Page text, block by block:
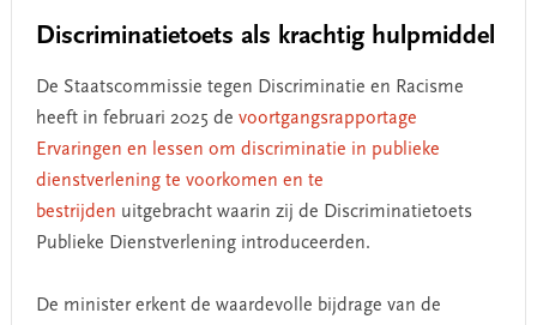
Discriminatietoets als krachtig hulpmiddel
De Staatscommissie tegen Discriminatie en Racisme
heeft in februari 2025 de voortgangsrapportage
Ervaringen en lessen om discriminatie in publieke
dienstverlening te voorkomen en te
bestrijden uitgebracht waarin zij de Discriminatietoets
Publieke Dienstverlening introduceerden.
De minister erkent de waardevolle bijdrage van de